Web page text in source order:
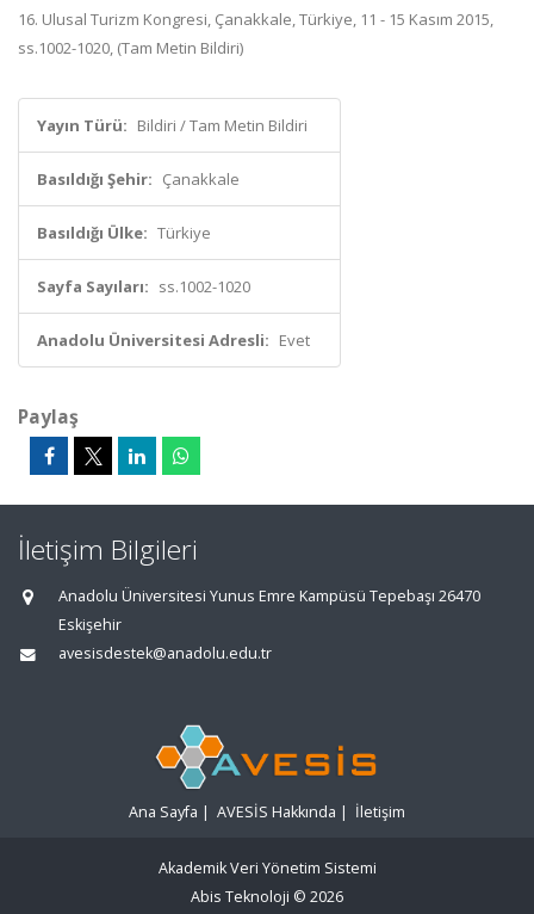
16. Ulusal Turizm Kongresi, Çanakkale, Türkiye, 11 - 15 Kasım 2015,
ss.1002-1020, (Tam Metin Bildiri)
Yayın Türü: Bildiri / Tam Metin Bildiri
Basıldığı Şehir: Çanakkale
Basıldığı Ülke: Türkiye
Sayfa Sayıları: ss.1002-1020
Anadolu Üniversitesi Adresli: Evet
Paylaş
İletişim Bilgileri
Anadolu Üniversitesi Yunus Emre Kampüsü Tepebaşı 26470
Eskişehir
avesisdestek@anadolu.edu.tr
Ana Sayfa | AVESİS Hakkında | İletişim
Akademik Veri Yönetim Sistemi
Abis Teknoloji © 2026